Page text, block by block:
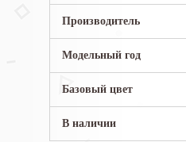
Производитель
Модельный год
Базовый цвет
В наличии